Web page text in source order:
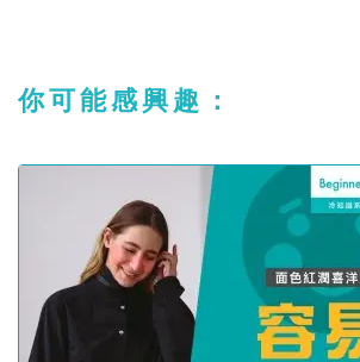
你可能感興趣：